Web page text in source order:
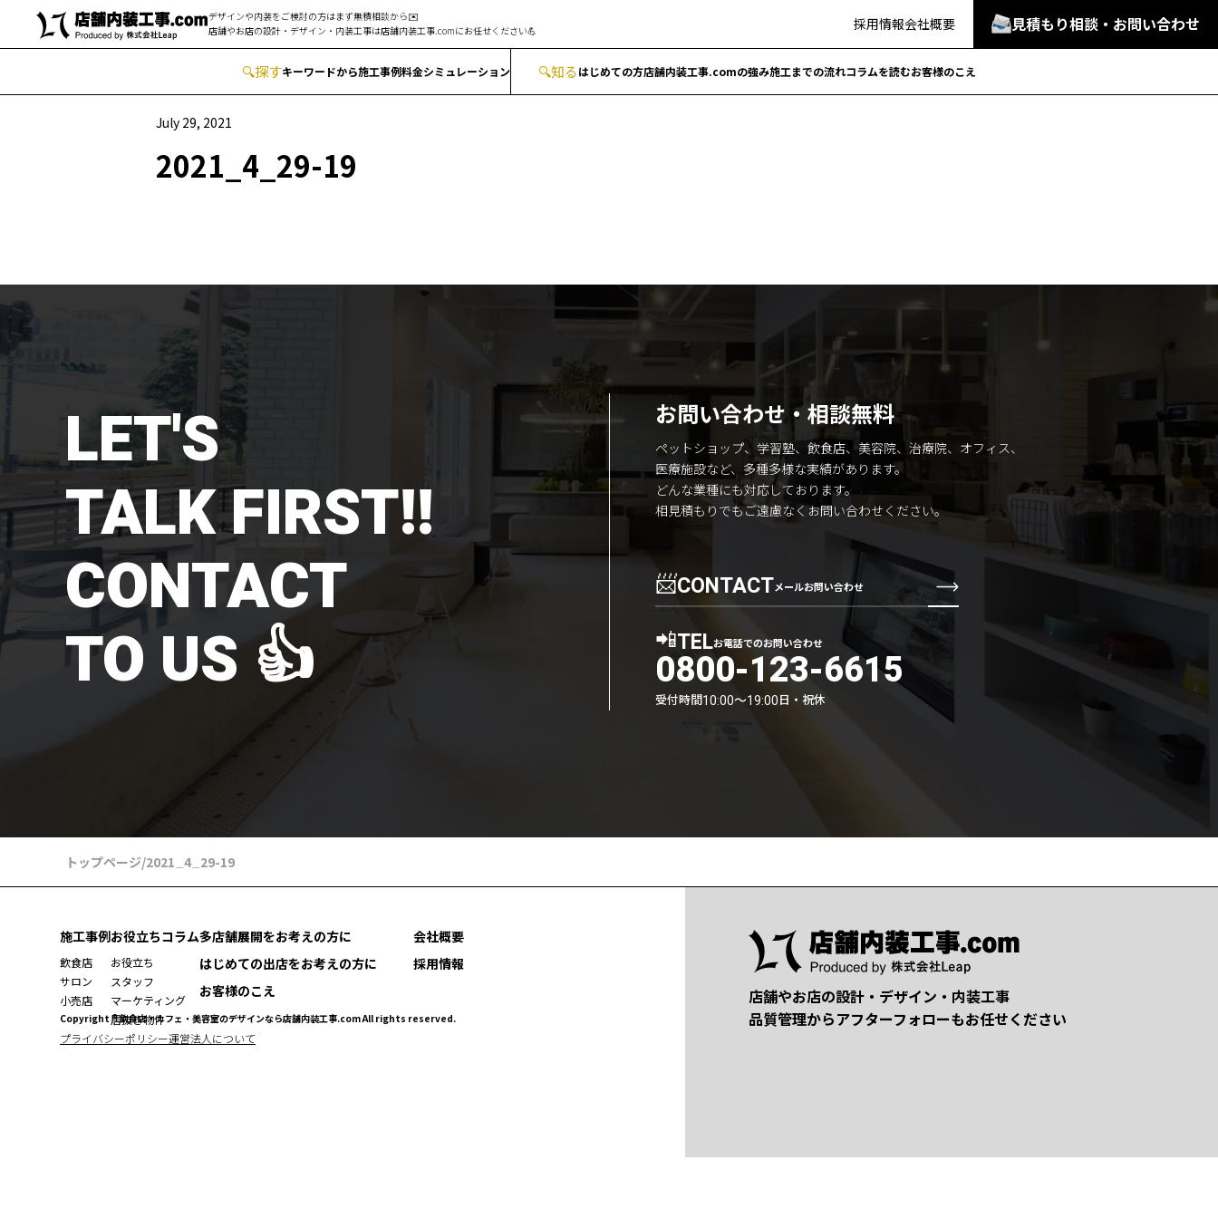
デザインや内装をご検討の方はまず無積相談から✉️
店舗やお店の設計・デザイン・内装工事は店舗内装工事.comにお任せください💪 採用情報会社概要 見積もり相談・お問い合わせ
🔍︎探すキーワードから施工事例料金シミュレーション 🔍知るはじめての方店舗内装工事.comの強み施工までの流れコラムを読むお客様のこえ
July 29, 2021
2021_4_29-19
LET'S
TALK FIRST!!
CONTACT
TO US 👍
お問い合わせ・相談無料
ペットショップ、学習塾、飲食店、美容院、治療院、オフィス、
医療施設など、多種多様な実績があります。
どんな業種にも対応しております。
相見積もりでもご遠慮なくお問い合わせください。
📨CONTACTメールお問い合わせ
📲TELお電話でのお問い合わせ
0800-123-6615
受付時間10:00〜19:00日・祝休
トップページ/2021_4_29-19
施工事例
飲食店
サロン
小売店
お役立ちコラム
お役立ち
スタッフ
マーケティング
居抜き物件
多店舗展開をお考えの方に
はじめての出店をお考えの方に
お客様のこえ
会社概要
採用情報
プライバシーポリシー運営法人について
Copyright ® 飲食店・カフェ・美容室のデザインなら店舗内装工事.com All rights reserved.
店舗やお店の設計・デザイン・内装工事
品質管理からアフターフォローもお任せください